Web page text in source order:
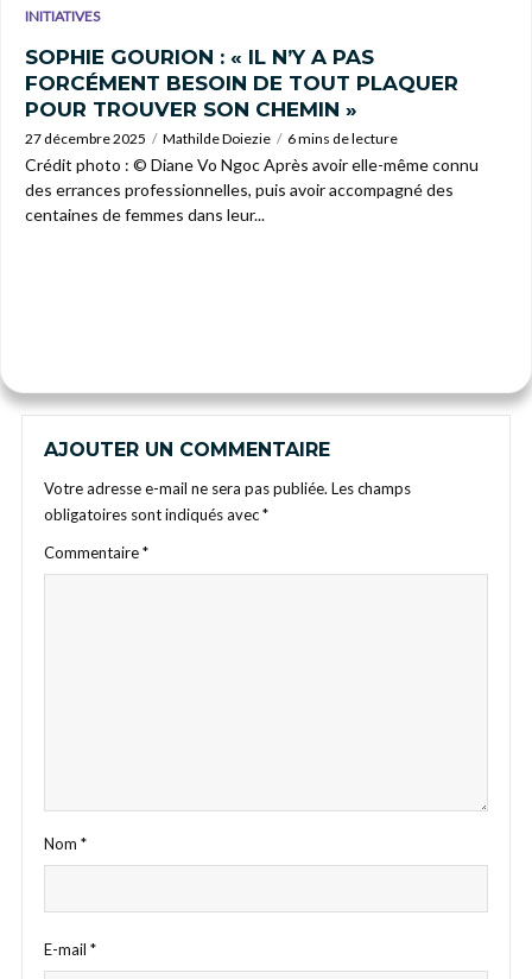
INITIATIVES
SOPHIE GOURION : « IL N’Y A PAS
FORCÉMENT BESOIN DE TOUT PLAQUER
POUR TROUVER SON CHEMIN »
27 décembre 2025 Mathilde Doiezie 6 mins de lecture
Crédit photo : © Diane Vo Ngoc Après avoir elle-même connu
des errances professionnelles, puis avoir accompagné des
centaines de femmes dans leur...
AJOUTER UN COMMENTAIRE
Votre adresse e-mail ne sera pas publiée. Les champs
obligatoires sont indiqués avec*
Commentaire*
Nom *
E-mail *